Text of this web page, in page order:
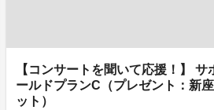
【コンサートを聞いて応援！】
ールドプランC（プレゼント：新
ット）